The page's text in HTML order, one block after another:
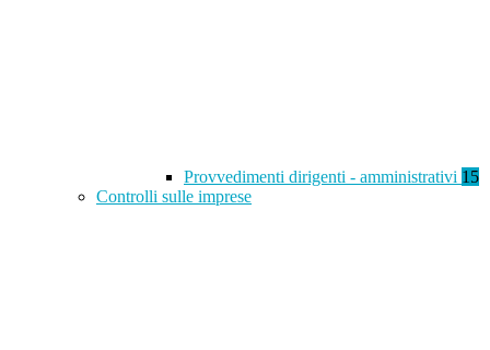
Provvedimenti dirigenti - amministrativi 15
Controlli sulle imprese